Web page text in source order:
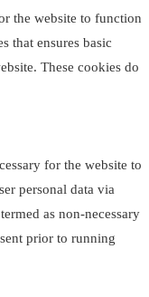
the website to function
that ensures basic
These cookies do
for the website to
personal data via
as non-necessary
prior to running